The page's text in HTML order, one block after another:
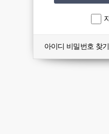
아이디 비밀번호 찾기